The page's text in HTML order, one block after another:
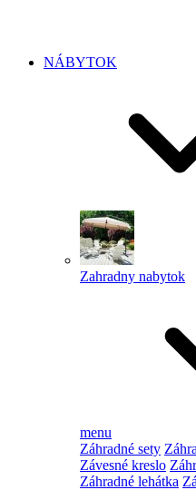
NÁBYTOK
Zahradny nabytok
menu
Záhradné sety
Závesné kreslo
Záhradné lehátka